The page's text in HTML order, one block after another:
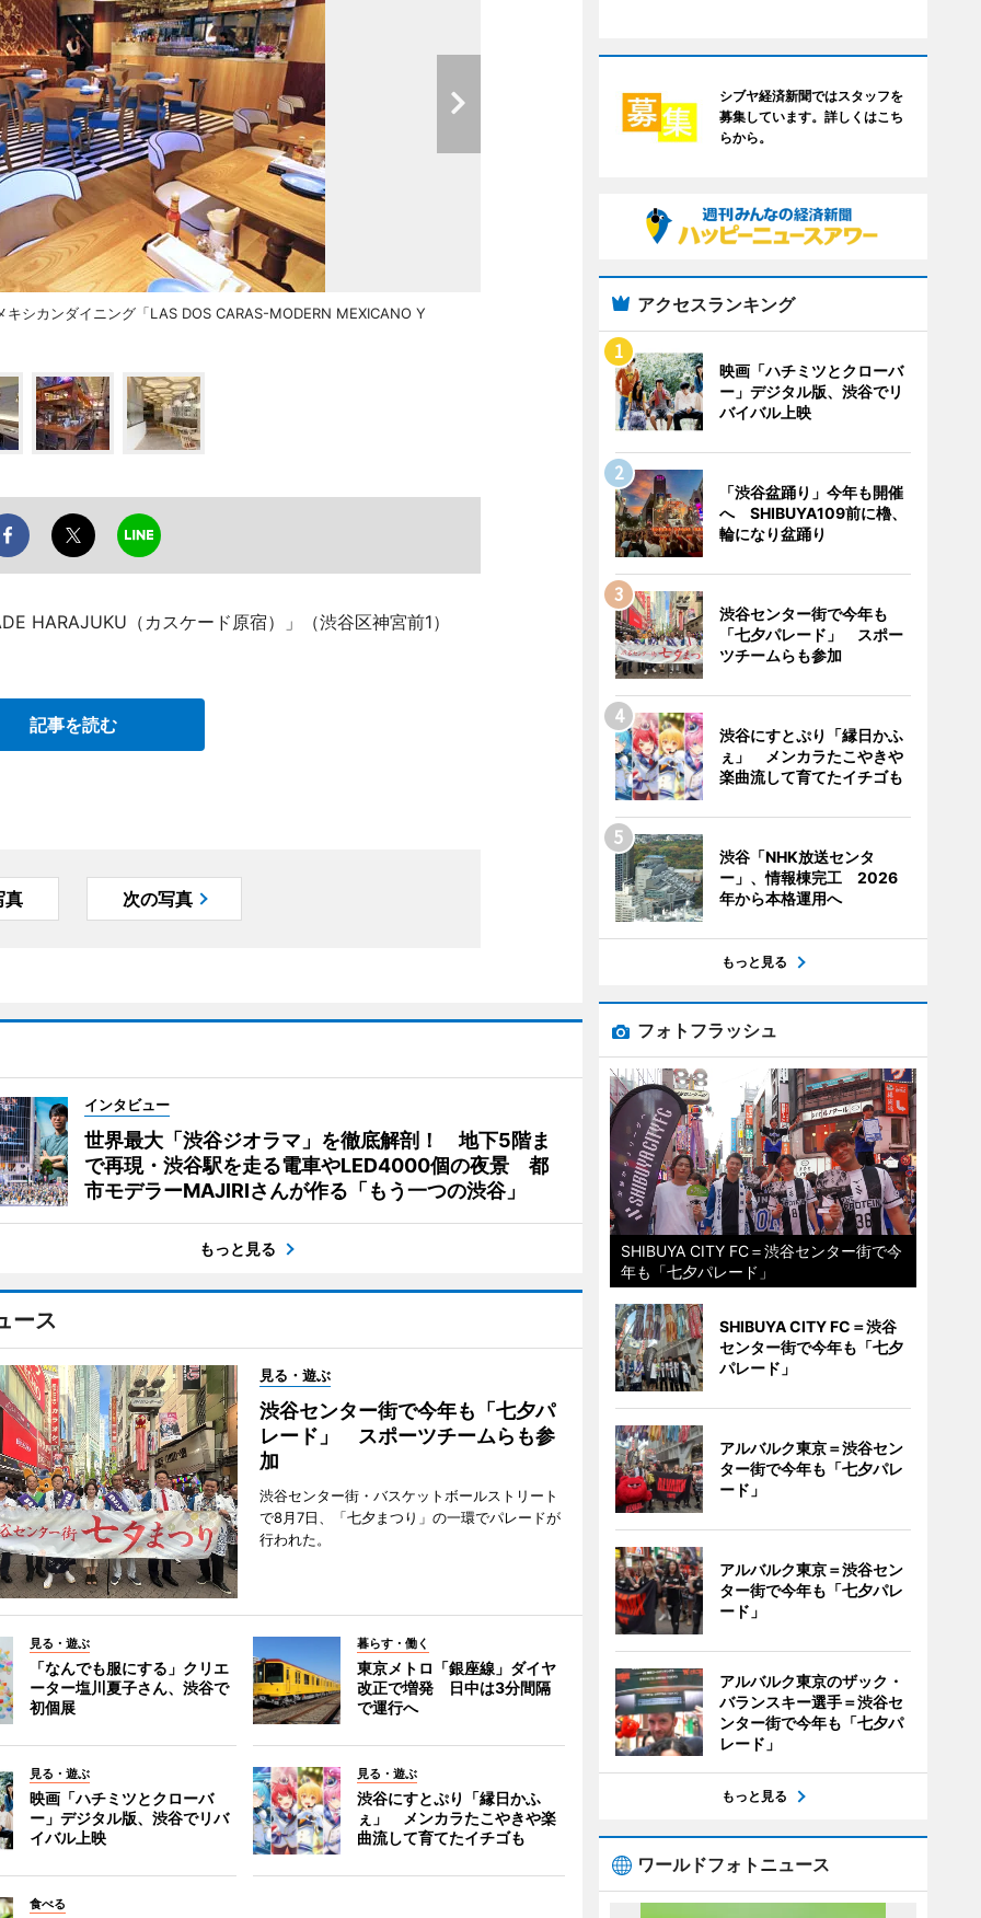
シカンダイニング「LAS DOS CARAS-MODERN MEXICANO Y
HARAJUKU（カスケード原宿）」（渋谷区神宮前1）
記事を読む
真 次の写真
インタビュー
世界最大「渋谷ジオラマ」を徹底解剖！ 地下5階ま
で再現・渋谷駅を走る電車やLED4000個の夜景 都
市モデラーMAJIRIさんが作る「もう一つの渋谷」
もっと見る
ース
見る・遊ぶ
渋谷センター街で今年も「七夕パ
レード」 スポーツチームらも参
加
渋谷センター街・バスケットボールストリート
で8月7日、「七夕まつり」の一環でパレードが
行われた。
見る・遊ぶ
「なんでも服にする」クリエ
ーター塩川夏子さん、渋谷で
初個展
暮らす・働く
東京メトロ「銀座線」ダイヤ
改正で増発 日中は3分間隔
で運行へ
見る・遊ぶ
映画「ハチミツとクローバ
ー」デジタル版、渋谷でリバ
イバル上映
見る・遊ぶ
渋谷にすとぷり「縁日かふ
ぇ」 メンカラたこやきや楽
曲流して育てたイチゴも
食べる
シブヤ経済新聞ではスタッフを
募集しています。詳しくはこち
らから。
アクセスランキング
映画「ハチミツとクローバ
ー」デジタル版、渋谷でリ
バイバル上映
「渋谷盆踊り」今年も開催
へ SHIBUYA109前に櫓、
輪になり盆踊り
渋谷センター街で今年も
「七夕パレード」 スポー
ツチームらも参加
渋谷にすとぷり「縁日かふ
ぇ」 メンカラたこやきや
楽曲流して育てたイチゴも
渋谷「NHK放送センタ
ー」、情報棟完工 2026
年から本格運用へ
もっと見る
フォトフラッシュ
SHIBUYA CITY FC＝渋谷センター街で今
年も「七夕パレード」
SHIBUYA CITY FC＝渋谷
センター街で今年も「七夕
パレード」
アルバルク東京＝渋谷セン
ター街で今年も「七夕パレ
ード」
アルバルク東京＝渋谷セン
ター街で今年も「七夕パレ
ード」
アルバルク東京のザック・
バランスキー選手＝渋谷セ
ンター街で今年も「七夕パ
レード」
もっと見る
ワールドフォトニュース